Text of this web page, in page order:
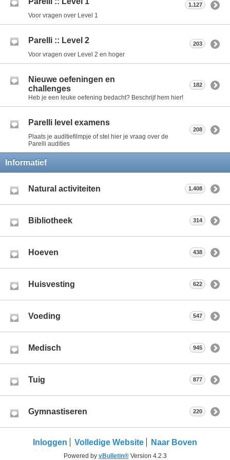
Voor vragen over Level 1
1.127
Parelli :: Level 2
Voor vragen over Level 2 en hoger
203
Nieuwe oefeningen en
challenges
Heb je een leuke oefening bedacht? Beschrijf hem hier!
182
Parelli level examens
Plaats je auditiefilmpje of stel hier je vraag over de
Parelli audities
208
Informatief
Natural activiteiten 1.408
Bibliotheek 314
Hoeven 438
Huisvesting 622
Voeding 547
Medisch 945
Tuig 877
Gymnastiseren 220
Inloggen Volledige Website Naar Boven
Powered by vBulletin®Version 4.2.3